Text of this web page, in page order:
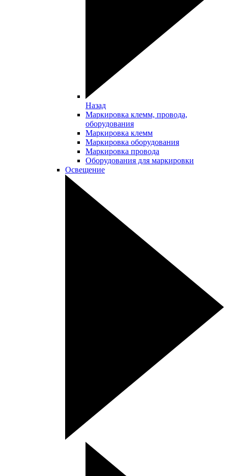
Назад
Маркировка клемм, провода,
оборудования
Маркировка клемм
Маркировка оборудования
Маркировка провода
Оборудования для маркировки
Освещение